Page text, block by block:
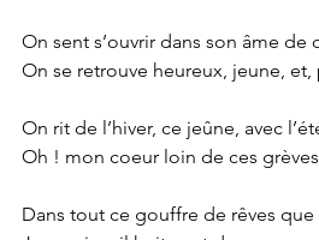
On sent s’ouvrir dans son âme
On se retrouve heureux, jeune,
On rit de l’hiver, ce jeûne, avec
Oh ! mon coeur loin de ces
Dans tout ce gouffre de rêves